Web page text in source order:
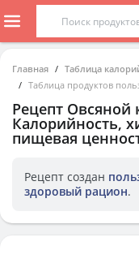
Главная
Таблица
Таблица продуктов
Рецепт Овсяной
Калорийность,
пищевая
Рецепт создан
здоровый рацион.